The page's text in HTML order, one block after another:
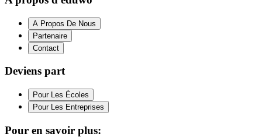
A Propos De Nous
Partenaire
Contact
Deviens part
Pour Les Écoles
Pour Les Entreprises
Pour en savoir plus: